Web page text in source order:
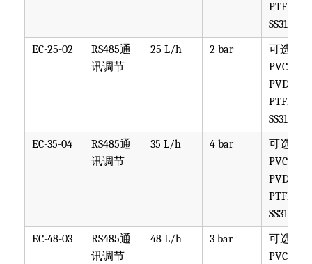
PTFE,
SS316
EC-25-02
RS485通
讯调节
25 L/h 2 bar
可选
PVC,
PVDF,
PTFE,
SS316
EC-35-04
RS485通
讯调节
35 L/h 4 bar
可选
PVC,
PVDF,
PTFE,
SS316
EC-48-03
RS485通
讯调节
48 L/h 3 bar
可选
PVC,